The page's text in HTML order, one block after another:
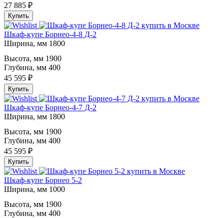
27 885 ₽
Купить
Шкаф-купе Борнео-4-8 Д-2
Ширина, мм 1800
Высота, мм 1900
Глубина, мм 400
45 595 ₽
Купить
Шкаф-купе Борнео-4-7 Д-2
Ширина, мм 1800
Высота, мм 1900
Глубина, мм 400
45 595 ₽
Купить
Шкаф-купе Борнео 5-2
Ширина, мм 1000
Высота, мм 1900
Глубина, мм 400